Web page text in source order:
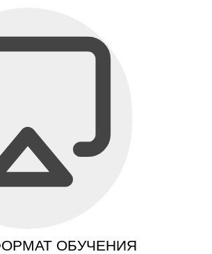
ОБУЧЕНИЯ